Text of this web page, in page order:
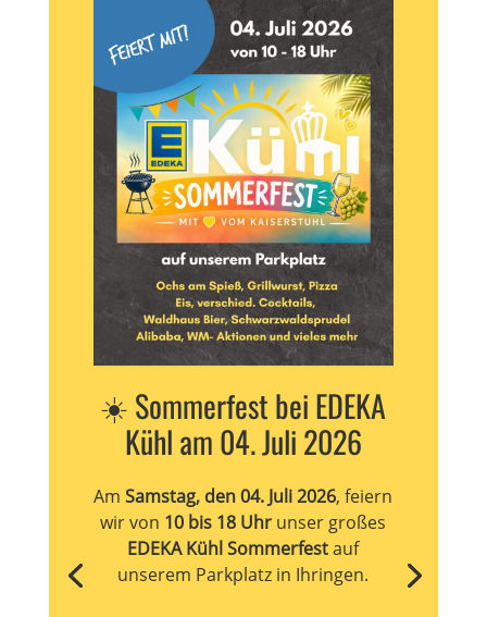
☀️ Sommerfest bei EDEKA
Kühl am 04. Juli 2026
AmSamstag, den 04. Juli 2026, feiern
wir von 10 bis 18 Uhr unser großes
EDEKA Kühl Sommerfestauf
unserem Parkplatz in Ihringen.